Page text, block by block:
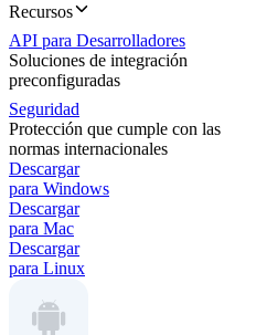
Recursos
API para Desarrolladores
Soluciones de integración
preconfiguradas
Seguridad
Protección que cumple con las
normas internacionales
Descargar
para Windows
Descargar
para Mac
Descargar
para Linux